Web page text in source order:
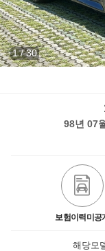
1/30
98년 07
보험이력미공
해당모